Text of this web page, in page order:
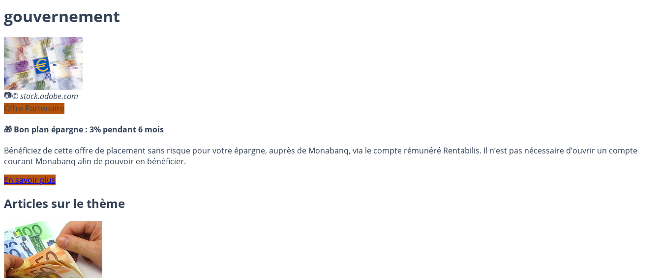
gouvernement
© stock.adobe.com
Offre Partenaire
🎁 Bon plan épargne : 3% pendant 6 mois
Bénéficiez de cette offre de placement sans risque pour votre épargne, auprès de Monabanq, via le compte rémunéré Rentabilis. Il n’est pas nécessaire d’ouvrir un compte
courant Monabanq afin de pouvoir en bénéficier.
En savoir plus
Articles sur le thème